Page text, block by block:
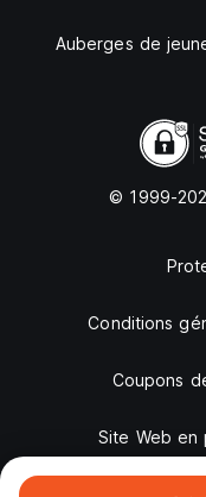
Auberges de
© 1999-
Conditions
Coupons
Site Web en